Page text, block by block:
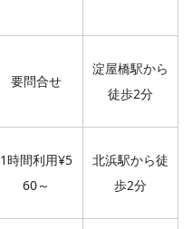
要問合せ
淀屋橋駅から
徒歩2分
1時間利用¥5
60～
北浜駅から徒
歩2分